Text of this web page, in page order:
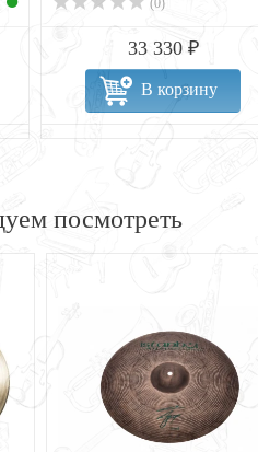
(0)
33 330 ₽
В корзину
посмотреть